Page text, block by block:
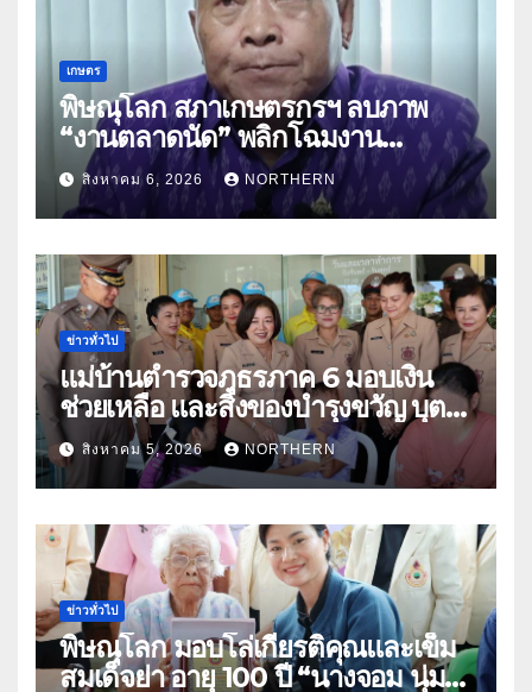
เกษตร
พิษณุโลก สภาเกษตรกรฯ ลบภาพ
“งานตลาดนัด” พลิกโฉมงาน
“เกษตรรุ่งเรืองเมืองสองแคว 69” มุ่ง
ประโยชน์เกษตรกร ดึงนวัตกรรม-จับ
คู่ธุรกิจดันสินค้าเกษตรสู่สากล (คลิป)
สิงหาคม 6, 2026 NORTHERN
ข่าวทั่วไป
แม่บ้านตำรวจภูธรภาค 6 มอบเงิน
ช่วยเหลือ และสิ่งของบำรุงขวัญ บุตร-
ธิดา ข้าราชการตำรวจจังหวัด
อุทัยธานี
สิงหาคม 5, 2026 NORTHERN
ข่าวทั่วไป
พิษณุโลก มอบโล่เกียรติคุณและเข็ม
สมเด็จย่า อายุ 100 ปี “นางจอม นุ่ม